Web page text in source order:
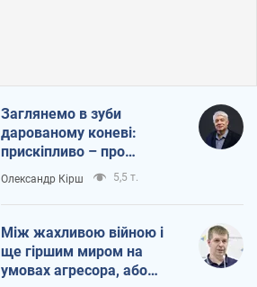
Заглянемо в зуби
дарованому коневі:
прискіпливо – про
допомогу Україні
Олександр Кірш 5,5 т.
Між жахливою війною і
ще гіршим миром на
умовах агресора, або